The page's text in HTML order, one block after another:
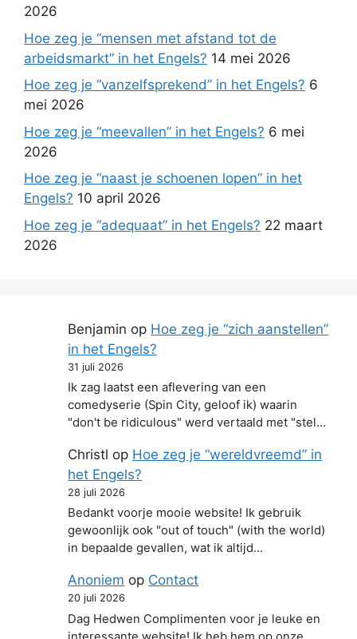
2026
Hoe zeg je “mensen met afstand tot de
arbeidsmarkt” in het Engels? 14 mei 2026
Hoe zeg je “vanzelfsprekend” in het Engels? 6
mei 2026
Hoe zeg je “meevallen” in het Engels? 6 mei
2026
Hoe zeg je “naast je schoenen lopen” in het
Engels? 10 april 2026
Hoe zeg je “adequaat” in het Engels? 22 maart
2026
Benjamin op Hoe zeg je “zich aanstellen”
in het Engels?
31 juli 2026
Ik zag laatst een aflevering van een
comedyserie (Spin City, geloof ik) waarin
"don't be ridiculous" werd vertaald met "stel…
Christl op Hoe zeg je “wereldvreemd” in
het Engels?
28 juli 2026
Bedankt voorje mooie website! Ik gebruik
gewoonlijk ook "out of touch" (with the world)
in bepaalde gevallen, wat ik altijd…
Anoniem op Contact
20 juli 2026
Dag Hedwen Complimenten voor je leuke en